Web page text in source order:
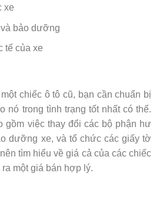
xe
bảo dưỡng
tế của xe
chiếc ô tô cũ, bạn cần chuẩn bị
nó trong tình trạng tốt nhất có thể.
gồm việc thay đổi các bộ phận hư
dưỡng xe, và tổ chức các giấy tờ
tìm hiểu về giá cả của các chiếc
một giá bán hợp lý.